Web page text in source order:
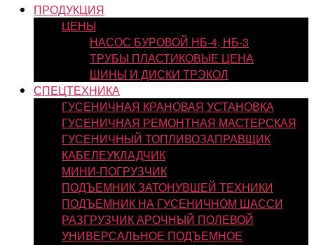
ПРОДУКЦИЯ
ЦЕНЫ
НАСОС БУРОВОЙ НБ-4, НБ-3
ТРУБЫ ПЛАСТИКОВЫЕ ЦЕНА
ШИНЫ И ДИСКИ ТРЭКОЛ
СПЕЦТЕХНИКА
ГУСЕНИЧНАЯ КРАНОВАЯ УСТАНОВКА
ГУСЕНИЧНАЯ РЕМОНТНАЯ МАСТЕРСКАЯ
ГУСЕНИЧНЫЙ ТОПЛИВОЗАПРАВЩИК
КАБЕЛЕУКЛАДЧИК
МИНИ-ПОГРУЗЧИК
ПОДЪЕМНИК ЗАТОНУВШЕЙ ТЕХНИКИ
ПОДЪЕМНИК НА ГУСЕНИЧНОМ ШАССИ
РАЗГРУЗЧИК АРОЧНЫЙ ПОЛЕВОЙ
УНИВЕРСАЛЬНОЕ ПОДЪЕМНОЕ